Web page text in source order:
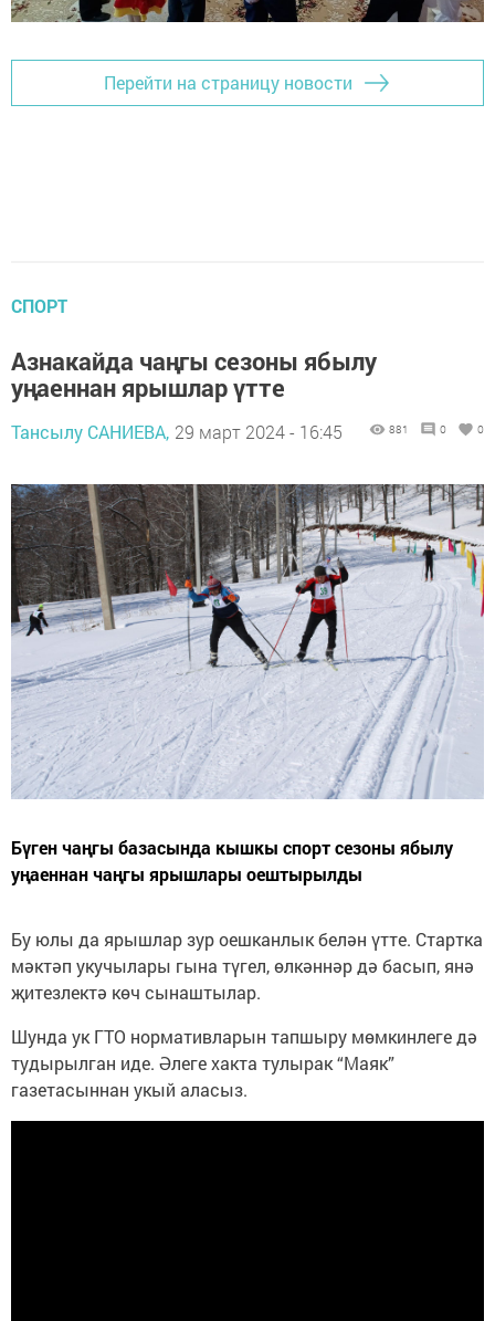
Перейти на страницу новости
СПОРТ
Азнакайда чаңгы сезоны ябылу
уңаеннан ярышлар үтте
Тансылу САНИЕВА, 29 март 2024 - 16:45 881 0 0
Бүген чаңгы базасында кышкы спорт сезоны ябылу
уңаеннан чаңгы ярышлары оештырылды
Бу юлы да ярышлар зур оешканлык белән үтте. Стартка
мәктәп укучылары гына түгел, өлкәннәр дә басып, янә
җитезлектә көч сынаштылар.
Шунда ук ГТО нормативларын тапшыру мөмкинлеге дә
тудырылган иде. Әлеге хакта тулырак “Маяк”
газетасыннан укый аласыз.